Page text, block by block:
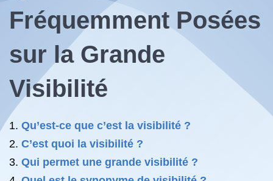
Fréquemment Posées
sur la Grande
Visibilité
Qu’est-ce que c’est la visibilité ?
C’est quoi la visibilité ?
Qui permet une grande visibilité ?